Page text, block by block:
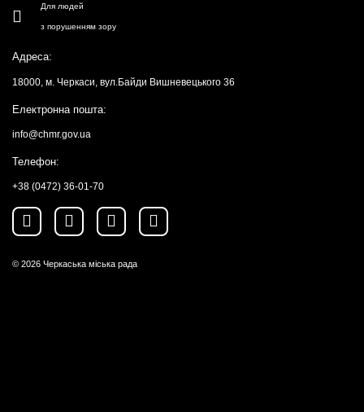
Для людей
з порушенням зору
Адреса:
18000, м. Черкаси, вул.Байди Вишневецького 36
Електронна пошта:
info@chmr.gov.ua
Телефон:
+38 (0472) 36-01-70
© 2026 Черкаська міська рада